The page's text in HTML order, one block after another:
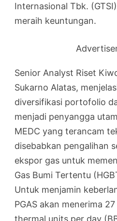
Internasional Tbk.
meraih keuntungan.
Senior Analyst Riset
Sukarno Alatas,
diversifikasi portofolio
menjadi penyangga
MEDC yang terancam
disebabkan pengalihan
ekspor gas untuk
Gas Bumi Tertentu
Untuk menjamin
PGAS akan menerima
thermal units per day